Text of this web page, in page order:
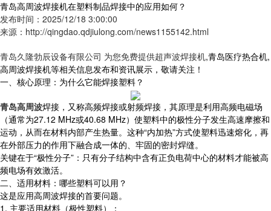
青岛高周波焊接机在塑料制品焊接中的应用如何？
发布时间：2025/12/18 3:00:00
来源：http://qingdao.qdjiulong.com/news1155142.html
青岛久隆勃辰设备有限公司 为您免费提供超声波焊接机,青岛医疗热合机,
高周波焊接机等相关信息发布和资讯展示，敬请关注！
一、核心原理：为什么它能焊接塑料？
青岛高周波焊接，又称高频焊接或射频焊接，其原理是利用高频电磁场
（通常为27.12 MHz或40.68 MHz）使塑料中的极性分子发生高速摩擦和
运动，从而在材料内部产生热量。这种“内加热”方式使塑料迅速熔化，再
在外部压力的作用下融合成一体的、牢固的密封焊缝。
关键在于“极性分子”：只有分子结构中含有正负电荷中心的材料才能被高
频电场有效激活。
二、适用材料：哪些塑料可以用？
这是应用高周波焊接的首要问题。
1. 主要适用材料（极性塑料）：